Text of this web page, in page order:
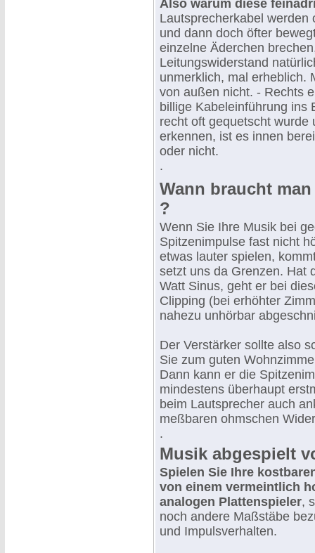
Also warum diese
Lautsprecherkabel werden
und dann doch öfter
einzelne Äderchen
Leitungswiderstand
unmerklich, mal erheblich.
von außen nicht. - Rechts
billige Kabeleinführung ins
recht oft gequetscht wurde
erkennen, ist es innen
oder nicht.
.
Wann braucht
?
Wenn Sie Ihre Musik bei
Spitzenimpulse fast nicht
etwas lauter spielen,
setzt uns da Grenzen. Hat
Watt Sinus, geht er bei
Clipping (bei erhöhter
nahezu unhörbar
Der Verstärker sollte also
Sie zum guten
Dann kann er die
mindestens überhaupt
beim Lautsprecher auch
meßbaren ohmschen
.
Musik abgespielt
Spielen Sie Ihre
von einem vermeintlich
analogen Plattenspieler,
noch andere Maßstäbe
und Impulsverhalten.